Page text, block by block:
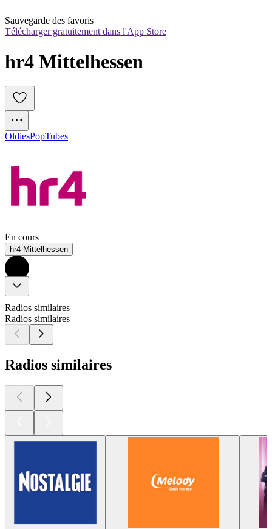
Sauvegarde des favoris
Télécharger gratuitement dans l'App Store
hr4 Mittelhessen
OldiesPopTubes
En cours
hr4 Mittelhessen
Radios similaires
Radios similaires
Radios similaires